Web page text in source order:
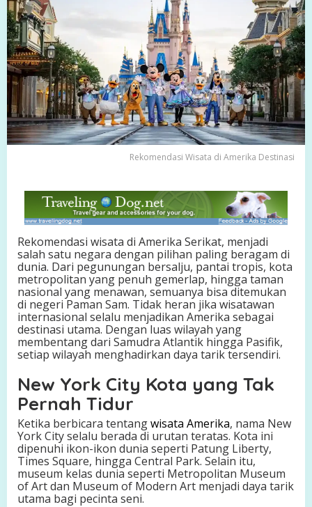
A
m
e
r
i
k
a
t
i
n
s
i
I
k
o
n
i
k
h
i
g
g
a
P
e
r
m
a
t
a
Rekomendasi Wisata di Amerika Destinasi
Rekomendasi wisata di Amerika Serikat, menjadi
salah satu negara dengan pilihan paling beragam di
dunia. Dari pegunungan bersalju, pantai tropis, kota
metropolitan yang penuh gemerlap, hingga taman
nasional yang menawan, semuanya bisa ditemukan
di negeri Paman Sam. Tidak heran jika wisatawan
internasional selalu menjadikan Amerika sebagai
destinasi utama. Dengan luas wilayah yang
membentang dari Samudra Atlantik hingga Pasifik,
setiap wilayah menghadirkan daya tarik tersendiri.
New York City Kota yang Tak
Pernah Tidur
Ketika berbicara tentangwisata Amerika, nama New
York City selalu berada di urutan teratas. Kota ini
dipenuhi ikon-ikon dunia seperti Patung Liberty,
Times Square, hingga Central Park. Selain itu,
museum kelas dunia seperti Metropolitan Museum
of Art dan Museum of Modern Art menjadi daya tarik
utama bagi pecinta seni.